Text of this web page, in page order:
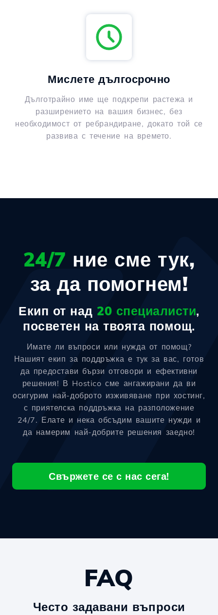
Мислете дългосрочно
Дълготрайно име ще подкрепи растежа и
разширението на вашия бизнес, без
необходимост от ребрандиране, докато той се
развива с течение на времето.
24/7 ние сме тук,
за да помогнем!
Екип от над 20 специалисти,
посветен на твоята помощ.
Имате ли въпроси или нужда от помощ?
Нашият екип за поддръжка е тук за вас, готов
да предостави бързи отговори и ефективни
решения! В Hostico сме ангажирани да ви
осигурим най-доброто изживяване при хостинг,
с приятелска поддръжка на разположение
24/7. Елате и нека обсъдим вашите нужди и
да намерим най-добрите решения заедно!
Свържете се с нас сега!
FAQ
Често задавани въпроси